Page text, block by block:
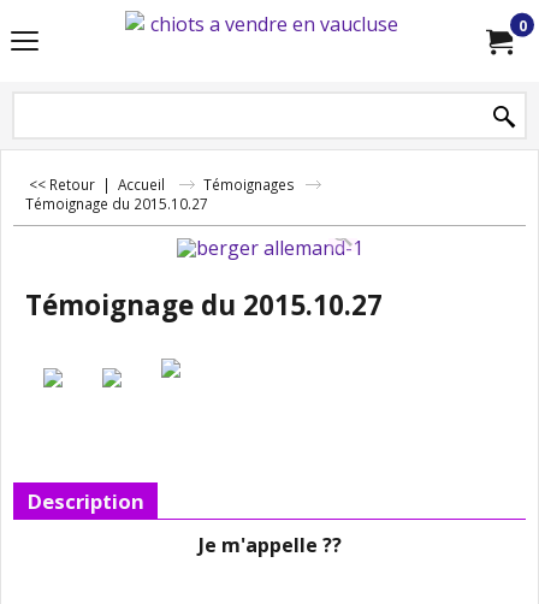
0
<< Retour | Accueil
Témoignages
Témoignage du 2015.10.27
Témoignage du 2015.10.27
Description
Je m'appelle ??